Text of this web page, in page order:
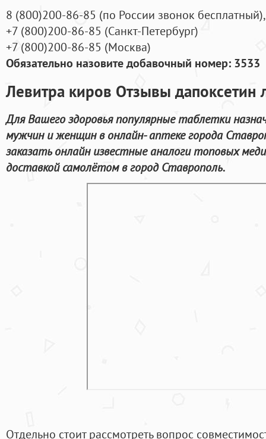
8 (800)200-86-85 (по России звонок бесплатный),
+7 (800)200-86-85 (Санкт-Петербург)
+7 (800)200-86-85 (Москва)
Обязательно назовите добавочный номер: 3533
Левитра киров Отзывы дапоксетин
Для Вашего здоровья популярные таблетки
мужчин и женщин в онлайн- аптеке города
заказать онлайн известные аналоги топовых
доставкой самолётом в город Ставрополь.
Отдельно стоит рассмотреть вопрос